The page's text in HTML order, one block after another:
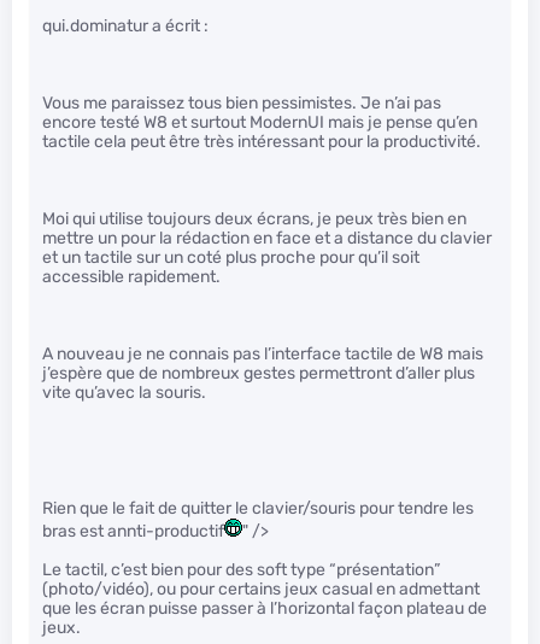
qui.dominatur a écrit :
Vous me paraissez tous bien pessimistes. Je n’ai pas
encore testé W8 et surtout ModernUI mais je pense qu’en
tactile cela peut être très intéressant pour la productivité.
Moi qui utilise toujours deux écrans, je peux très bien en
mettre un pour la rédaction en face et a distance du clavier
et un tactile sur un coté plus proche pour qu’il soit
accessible rapidement.
A nouveau je ne connais pas l’interface tactile de W8 mais
j’espère que de nombreux gestes permettront d’aller plus
vite qu’avec la souris.
Rien que le fait de quitter le clavier/souris pour tendre les
bras est annti-productif
" />
Le tactil, c’est bien pour des soft type “présentation”
(photo/vidéo), ou pour certains jeux casual en admettant
que les écran puisse passer à l’horizontal façon plateau de
jeux.